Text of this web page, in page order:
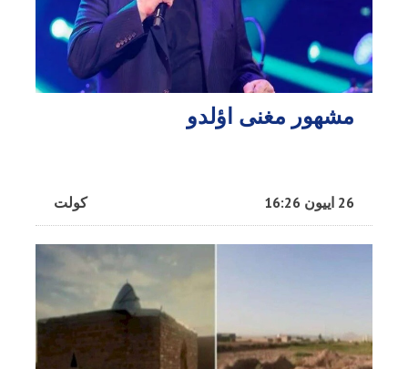
مشهور مغنی اؤلدو
کولت 26 اییون 16:26